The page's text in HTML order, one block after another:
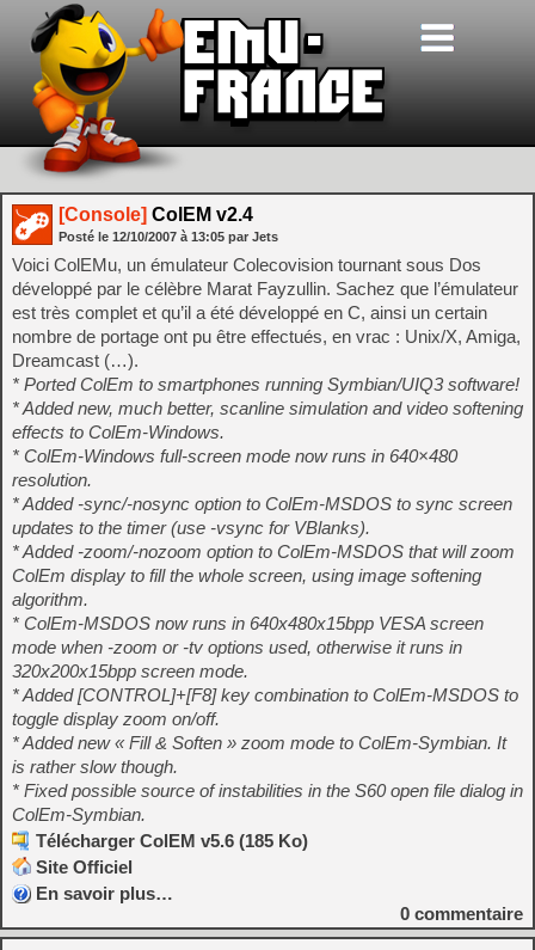
[Console] ColEM v2.4
Posté le 12/10/2007 à 13:05 par Jets
Voici ColEMu, un émulateur Colecovision tournant sous Dos
développé par le célèbre Marat Fayzullin. Sachez que l’émulateur
est très complet et qu’il a été développé en C, ainsi un certain
nombre de portage ont pu être effectués, en vrac : Unix/X, Amiga,
Dreamcast (…).
* Ported ColEm to smartphones running Symbian/UIQ3 software!
* Added new, much better, scanline simulation and video softening
effects to ColEm-Windows.
* ColEm-Windows full-screen mode now runs in 640×480
resolution.
* Added -sync/-nosync option to ColEm-MSDOS to sync screen
updates to the timer (use -vsync for VBlanks).
* Added -zoom/-nozoom option to ColEm-MSDOS that will zoom
ColEm display to fill the whole screen, using image softening
algorithm.
* ColEm-MSDOS now runs in 640x480x15bpp VESA screen
mode when -zoom or -tv options used, otherwise it runs in
320x200x15bpp screen mode.
* Added [CONTROL]+[F8] key combination to ColEm-MSDOS to
toggle display zoom on/off.
* Added new « Fill & Soften » zoom mode to ColEm-Symbian. It
is rather slow though.
* Fixed possible source of instabilities in the S60 open file dialog in
ColEm-Symbian.
Télécharger ColEM v5.6 (185 Ko)
Site Officiel
En savoir plus…
0 commentaire